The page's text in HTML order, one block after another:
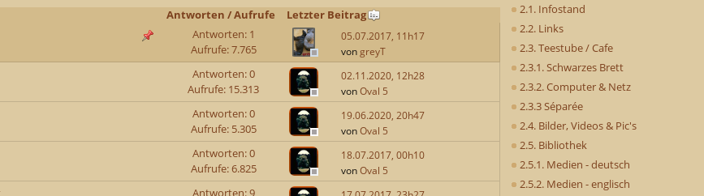
2.1. Infostand
2.2. Links
2.3. Teestube / Cafe
2.3.1. Schwarzes Brett
2.3.2. Computer & Netz
2.3.3 Séparée
2.4. Bilder, Videos & Pic's
2.5. Bibliothek
2.5.1. Medien - deutsch
2.5.2. Medien - englisch
Antworten /Aufrufe
Letzter Beitrag
Antworten: 1
Aufrufe: 7.765
05.07.2017, 11h17
von greyT
Antworten: 0
Aufrufe: 15.313
02.11.2020, 12h28
vonOval 5
Antworten: 0
Aufrufe: 5.305
19.06.2020, 20h47
vonOval 5
Antworten: 0
Aufrufe: 6.825
18.07.2017, 00h10
vonOval 5
Antworten: 9